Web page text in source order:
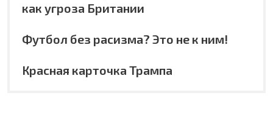
как угроза Британии
Футбол без расизма? Это не к ним!
Красная карточка Трампа